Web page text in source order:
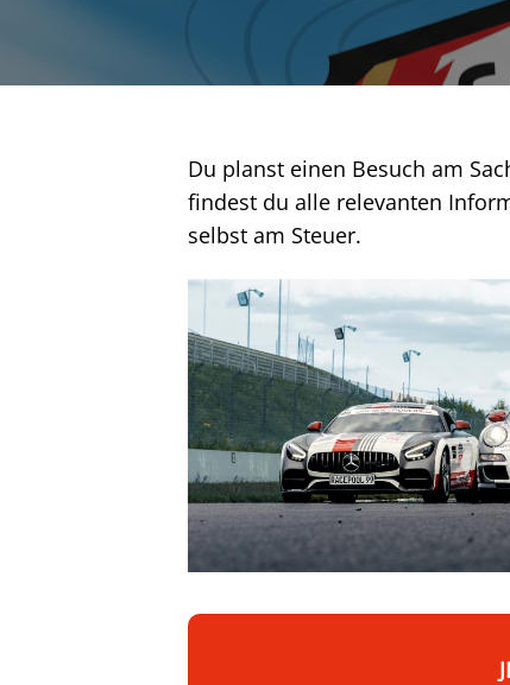
Du planst einen Besuch am
findest du alle relevanten
selbst am Steuer.